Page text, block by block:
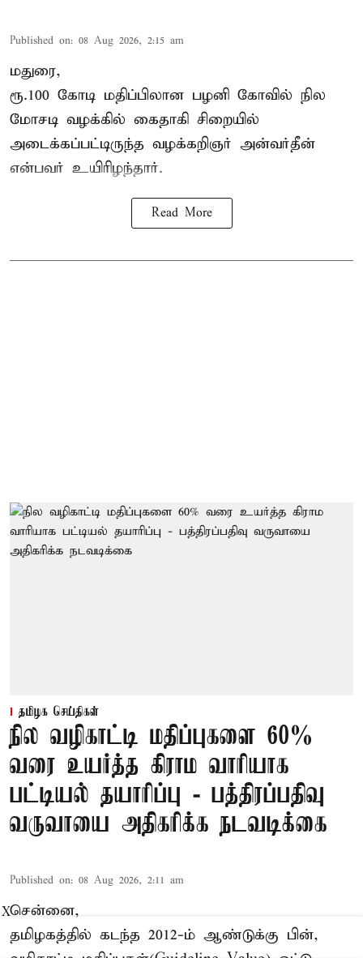
Published on: 08 Aug 2026, 2:15 am
மதுரை,
ரூ.100 கோடி மதிப்பிலான பழனி கோவில் நில
மோசடி வழக்கில் கைதாகி சிறையில்
அடைக்கப்பட்டிருந்த வழக்கறிஞர் அன்வர்தீன்
என்பவர் உயிரிழந்தார்.
Read More
தமிழக செய்திகள்
நில வழிகாட்டி மதிப்புகளை 60%
வரை உயர்த்த கிராம வாரியாக
பட்டியல் தயாரிப்பு - பத்திரப்பதிவு
வருவாயை அதிகரிக்க நடவடிக்கை
Published on: 08 Aug 2026, 2:11 am
சென்னை,
தமிழகத்தில் கடந்த 2012-ம் ஆண்டுக்கு பின்,
X